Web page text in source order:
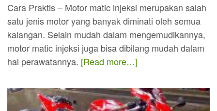
Cara Praktis – Motor matic injeksi merupakan salah
satu jenis motor yang banyak diminati oleh semua
kalangan. Selain mudah dalam mengemudikannya,
motor matic injeksi juga bisa dibilang mudah dalam
hal perawatannya. [Read more…]